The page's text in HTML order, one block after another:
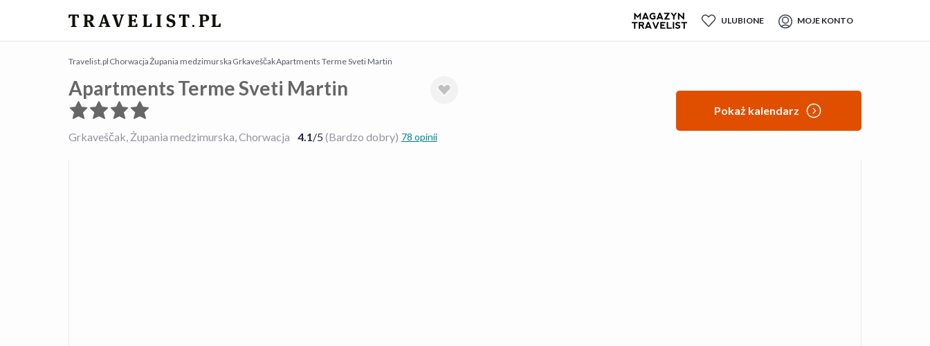
ULUBIONE MOJE KONTO
Travelist.pl ChorwacjaŻupania medzimurska GrkaveščakApartments Terme Sveti Martin
Apartments Terme Sveti Martin
Grkaveščak, Żupania medzimurska, Chorwacja 4.1 /5 (Bardzo dobry) 78 opinii
Pokaż kalendarz